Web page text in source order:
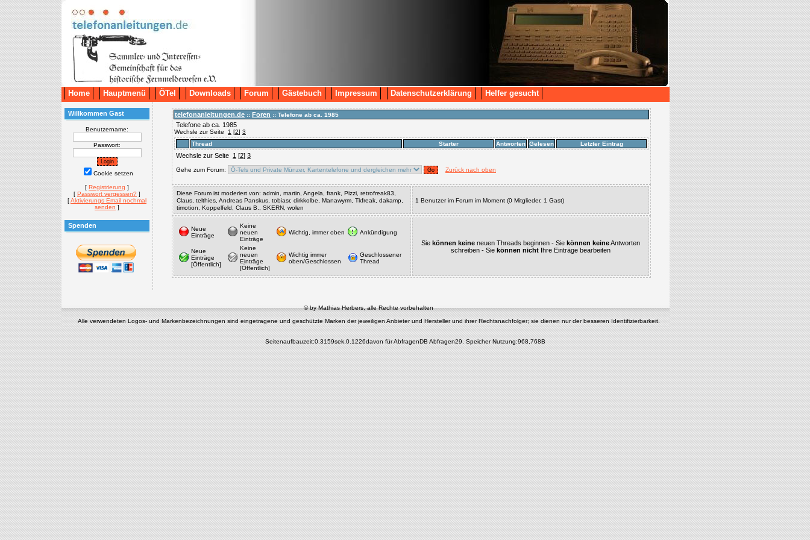
Home Hauptmenü ÖTel Downloads Forum Gästebuch Impressum Datenschutzerklärung Helfer gesucht
Willkommen Gast
Benutzername:
Passwort:
Cookie setzen
[ Registrierung ]
[ Passwort vergessen? ]
[Aktivierungs Email nochmal
senden ]
Spenden
telefonanleitungen.de :: Foren :: Telefone ab ca. 1985
Telefone ab ca. 1985
Wechsle zur Seite 1 [2] 3
Thread
Starter Antworten Gelesen Letzter Eintrag
Wechsle zur Seite 1 [2] 3
Gehe zum Forum: Zurück nach oben
Diese Forum ist moderiert von: admin, martin, Angela, frank, Pizzi, retrofreak83,
Claus, telthies, Andreas Panskus, tobiasr, dirkkolbe, Manawyrm, Tkfreak, dakamp,
timotion, Koppelfeld, Claus B., SKERN, wolen
1 Benutzer im Forum im Moment (0 Mitglieder, 1 Gast)
Neue
Einträge
Keine
neuen
Einträge
Wichtig, immer oben Ankündigung
Neue
Einträge
[Öffentlich]
Keine
neuen
Einträge
[Öffentlich]
Wichtig immer
oben/Geschlossen
Geschlossener
Thread
Sie können keine neuen Threads beginnen - Sie können keineAntworten
schreiben - Sie können nicht Ihre Einträge bearbeiten
© by Mathias Herbers, alle Rechte vorbehalten
Alle verwendeten Logos- und Markenbezeichnungen sind eingetragene und geschützte Marken der jeweiligen Anbieter und Hersteller und ihrer Rechtsnachfolger; sie dienen nur der besseren Identifizierbarkeit.
Seitenaufbauzeit:0.3159sek,0.1226davon für AbfragenDB Abfragen29. Speicher Nutzung:968,768B